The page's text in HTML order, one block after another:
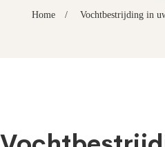
Home Vochtbestrijding in